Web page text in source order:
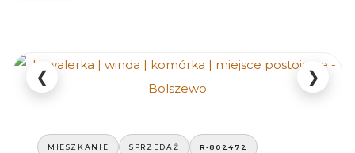
❮ ❯
MIESZKANIE SPRZEDAŻ R-802472